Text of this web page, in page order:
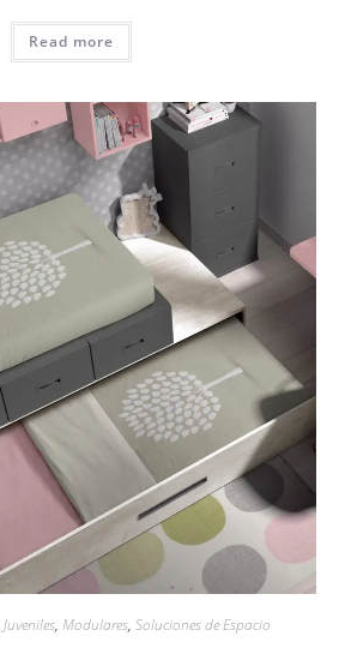
Read more
Juveniles, Modulares, Soluciones de Espacio